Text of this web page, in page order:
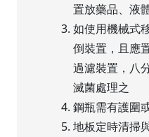
置放藥品、液
如使用機械式
倒裝置，且應
過濾裝置，八
滅菌處理之
鋼瓶需有護圍
地板定時清掃